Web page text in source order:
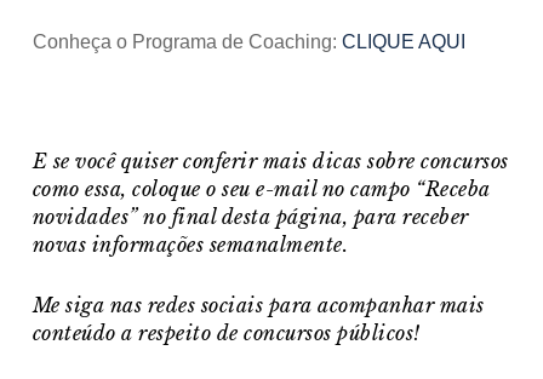
Conheça o Programa de Coaching: CLIQUE AQUI
E se você quiser conferir mais dicas sobre concursos
como essa, coloque o seu e-mail no campo “Receba
novidades” no final desta página, para receber
novas informações semanalmente.
Me siga nas redes sociais para acompanhar mais
conteúdo a respeito de concursos públicos!